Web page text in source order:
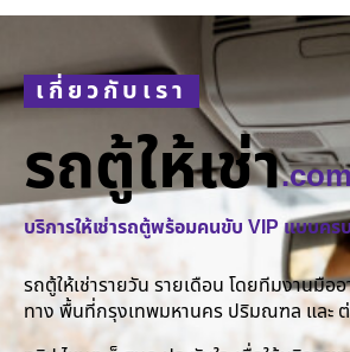
เกี่ยวกับเรา
รถตู้ให้เช่า
บริการให้เช่ารถตู้พร้อมคนขับ VIP แบบคร
รถตู้ให้เช่ารายวัน รายเดือน โดยทีมงานมือ
ทาง พื้นที่กรุงเทพมหานคร ปริมณฑล และ